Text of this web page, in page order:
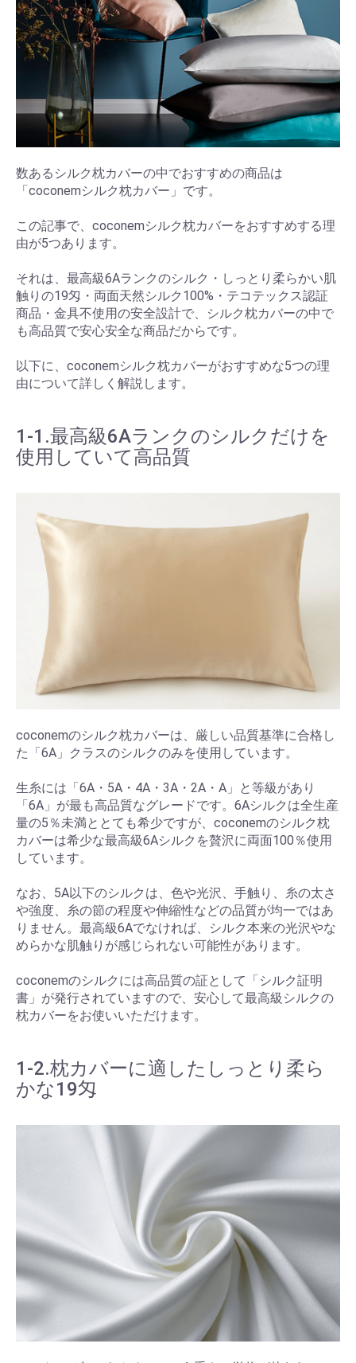
数あるシルク枕カバーの中でおすすめの商品は
「coconemシルク枕カバー」です。
この記事で、coconemシルク枕カバーをおすすめする理
由が5つあります。
それは、最高級6Aランクのシルク・しっとり柔らかい肌
触りの19匁・両面天然シルク100%・テコテックス認証
商品・金具不使用の安全設計で、シルク枕カバーの中で
も高品質で安心安全な商品だからです。
以下に、coconemシルク枕カバーがおすすめな5つの理
由について詳しく解説します。
1-1.最高級6Aランクのシルクだけを
使用していて高品質
coconemのシルク枕カバーは、厳しい品質基準に合格し
た「6A」クラスのシルクのみを使用しています。
生糸には「6A・5A・4A・3A・2A・A」と等級があり
「6A」が最も高品質なグレードです。6Aシルクは全生産
量の5％未満ととても希少ですが、coconemのシルク枕
カバーは希少な最高級6Aシルクを贅沢に両面100％使用
しています。
なお、5A以下のシルクは、色や光沢、手触り、糸の太さ
や強度、糸の節の程度や伸縮性などの品質が均一ではあ
りません。最高級6Aでなければ、シルク本来の光沢やな
めらかな肌触りが感じられない可能性があります。
coconemのシルクには高品質の証として「シルク証明
書」が発行されていますので、安心して最高級シルクの
枕カバーをお使いいただけます。
1-2.枕カバーに適したしっとり柔ら
かな19匁